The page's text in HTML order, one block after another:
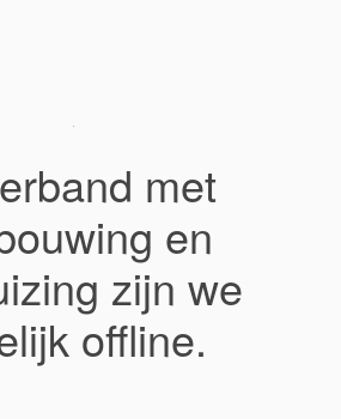
met
en
zijn we
offline.